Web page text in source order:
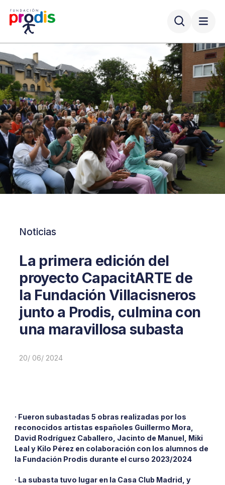
Noticias
La primera edición del
proyecto CapacitARTE de
la Fundación Villacisneros
junto a Prodis, culmina con
una maravillosa subasta
20/ 06/ 2024
· Fueron subastadas 5 obras realizadas por los
reconocidos artistas españoles Guillermo Mora,
David Rodríguez Caballero, Jacinto de Manuel, Miki
Leal y Kilo Pérez en colaboración con los alumnos de
la Fundación Prodis durante el curso 2023/2024
· La subasta tuvo lugar en la Casa Club Madrid, y